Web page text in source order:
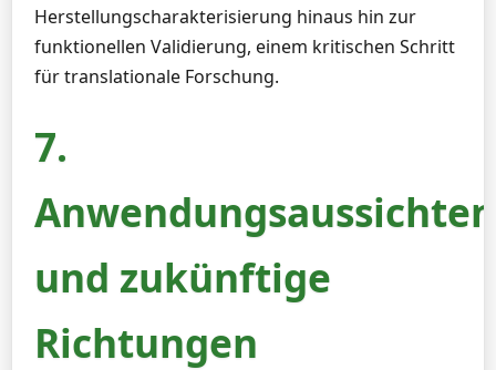
Herstellungscharakterisierung hinaus hin zur
funktionellen Validierung, einem kritischen Schritt
für translationale Forschung.
7.
Anwendungsaussichten
und zukünftige
Richtungen